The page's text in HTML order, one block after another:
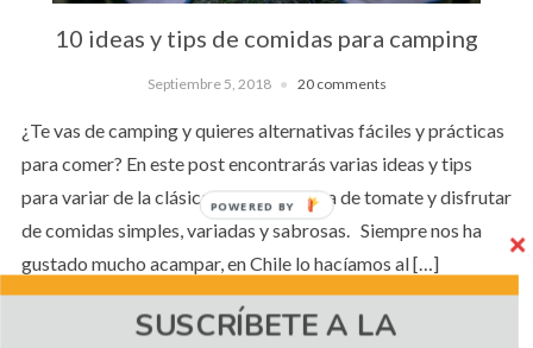
10 ideas y tips de comidas para camping
Septiembre 5, 2018 20 comments
¿Te vas de camping y quieres alternativas fáciles y prácticas
para comer? En este post encontrarás varias ideas y tips
para variar de la clásica pasta con salsa de tomate y disfrutar
de comidas simples, variadas y sabrosas. Siempre nos ha
gustado mucho acampar, en Chile lo hacíamos al […]
SUSCRÍBETE A LA
POWERED BY